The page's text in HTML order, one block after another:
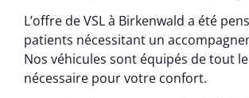
L’offre de VSL à Birkenwald a été
patients nécessitant un
Nos véhicules sont équipés de tout
nécessaire pour votre confort.